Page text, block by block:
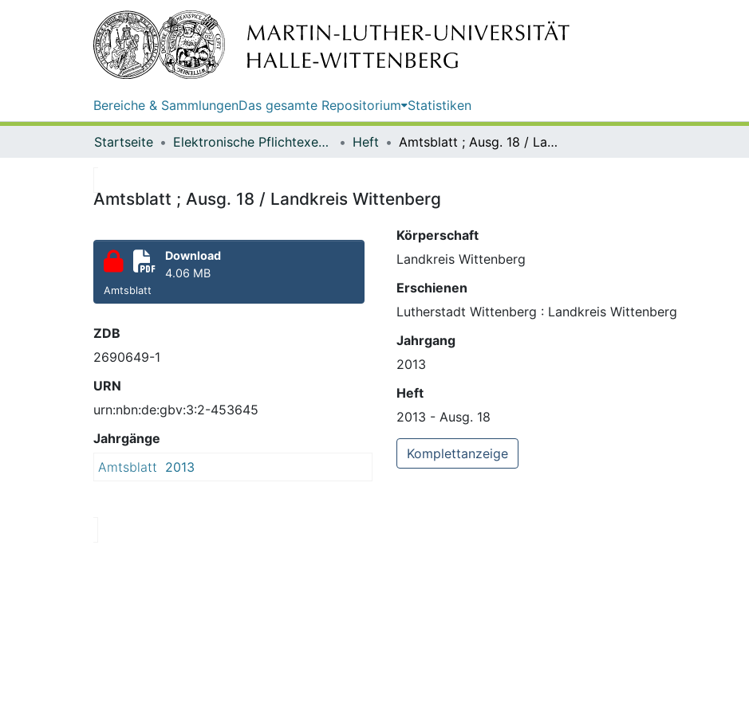
Bereiche & SammlungenDas gesamte Repositorium Statistiken
Startseite Elektronische Pflichtexemplare Heft Amtsblatt ; Ausg. 18 / Landkreis Wittenberg
Amtsblatt ; Ausg. 18 / Landkreis Wittenberg
Download
4.06 MB
Amtsblatt
ZDB
2690649-1
URN
urn:nbn:de:gbv:3:2-453645
Jahrgänge
Amtsblatt 2013
Körperschaft
Landkreis Wittenberg
Erschienen
Lutherstadt Wittenberg : Landkreis Wittenberg
Jahrgang
2013
Heft
2013 - Ausg. 18
Komplettanzeige